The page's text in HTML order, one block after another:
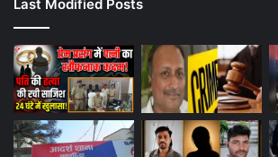
Last Modified Posts